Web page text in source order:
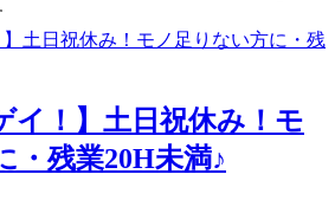
イ！】土日祝休み！モ
・残業20H未満♪